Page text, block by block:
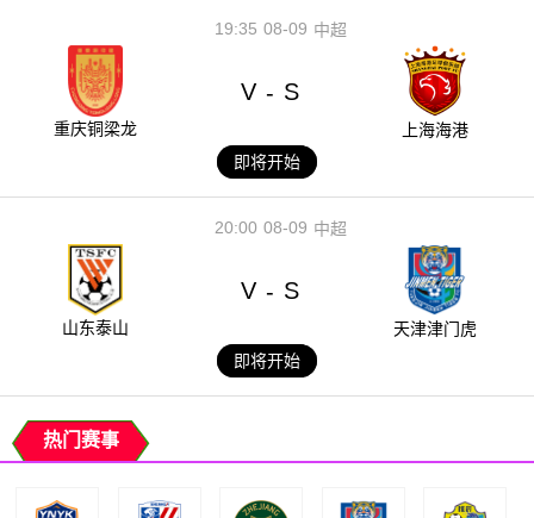
08-09
19:35 中超
重庆铜梁龙
V - S
上海海港
即将开始
08-09
20:00 中超
山东泰山
V - S
天津津门虎
即将开始
热门赛事